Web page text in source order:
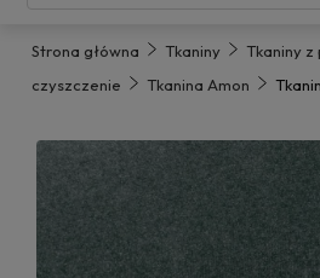
Strona główna Tkaniny
Tkaniny z
czyszczenie
Tkanina Amon